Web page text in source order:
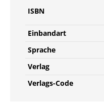
ISBN
Einbandart
Sprache
Verlag
Verlags-Code